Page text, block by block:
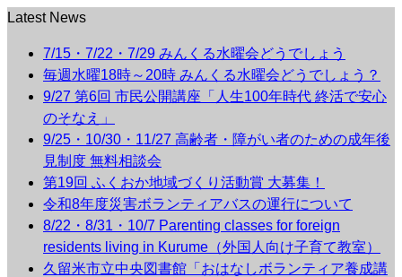
Latest News
7/15・7/22・7/29 みんくる水曜会どうでしょう
毎週水曜18時～20時 みんくる水曜会どうでしょう？
9/27 第6回 市民公開講座「人生100年時代 終活で安心
のそなえ」
9/25・10/30・11/27 高齢者・障がい者のための成年後
見制度 無料相談会
第19回 ふくおか地域づくり活動賞 大募集！
令和8年度災害ボランティアバスの運行について
8/22・8/31・10/7 Parenting classes for foreign
residents living in Kurume（外国人向け子育て教室）
久留米市立中央図書館「おはなしボランティア養成講